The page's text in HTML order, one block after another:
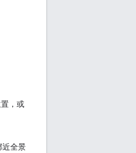
，或
近全景